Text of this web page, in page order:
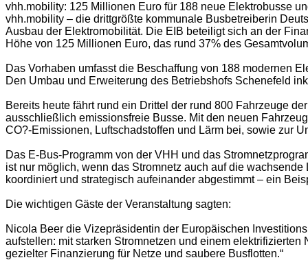
vhh.mobility: 125 Millionen Euro für 188 neue Elektrobusse
vhh.mobility – die drittgrößte kommunale Busbetreiberin
Ausbau der Elektromobilität. Die EIB beteiligt sich an der
Höhe von 125 Millionen Euro, das rund 37% des
Das Vorhaben umfasst die Beschaffung von 188 modernen
Den Umbau und Erweiterung des Betriebshofs Schenefeld
Bereits heute fährt rund ein Drittel der rund 800 Fahrzeuge
ausschließlich emissionsfreie Busse. Mit den neuen
CO?-Emissionen, Luftschadstoffen und Lärm bei, sowie zur
Das E-Bus-Programm von der VHH und das
ist nur möglich, wenn das Stromnetz auch auf die
koordiniert und strategisch aufeinander abgestimmt – ein
Die wichtigen Gäste der Veranstaltung sagten:
Nicola Beer die Vizepräsidentin der Europäischen
aufstellen: mit starken Stromnetzen und einem
gezielter Finanzierung für Netze und saubere Busflotten.“